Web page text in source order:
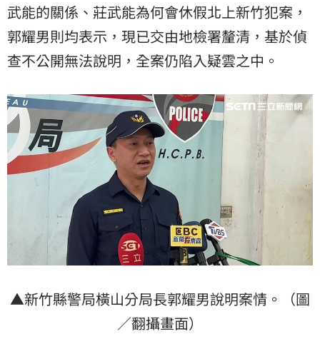
武能的關係、莊武能為何會休假北上新竹犯案，
郭耀男則均表示，現已交由地檢署釐清，基於偵
查不公開無法說明，全案仍陷入疑雲之中。
▲新竹縣警局橫山分局長郭耀男說明案情。（圖
／翻攝畫面）